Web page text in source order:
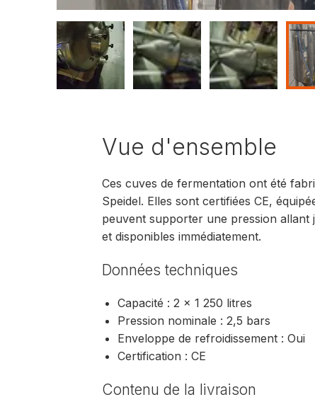
Vue d'ensemble
Ces cuves de fermentation ont été
Speidel. Elles sont certifiées CE,
peuvent supporter une pression
et disponibles immédiatement.
Données techniques
Capacité : 2 × 1 250 litres
Pression nominale : 2,5 bars
Enveloppe de refroidissement : Oui
Certification : CE
Contenu de la livraison